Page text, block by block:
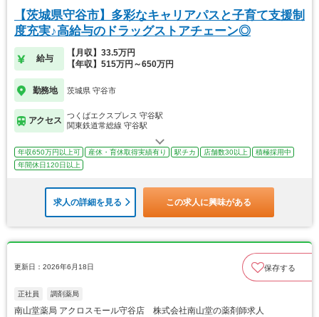
【茨城県守谷市】多彩なキャリアパスと子育て支援制
度充実♪高給与のドラッグストアチェーン◎
給与
【月収】33.5万円
【年収】515万円～650万円
勤務地 茨城県 守谷市
アクセス
つくばエクスプレス 守谷駅
関東鉄道常総線 守谷駅
年収650万円以上可 産休・育休取得実績有り 駅チカ 店舗数30以上
積極採用中
年間休日120日以上
求人の詳細を見る この求人に興味がある
更新日：2026年6月18日 保存する
正社員 調剤薬局
南山堂薬局 アクロスモール守谷店 株式会社南山堂の薬剤師求人